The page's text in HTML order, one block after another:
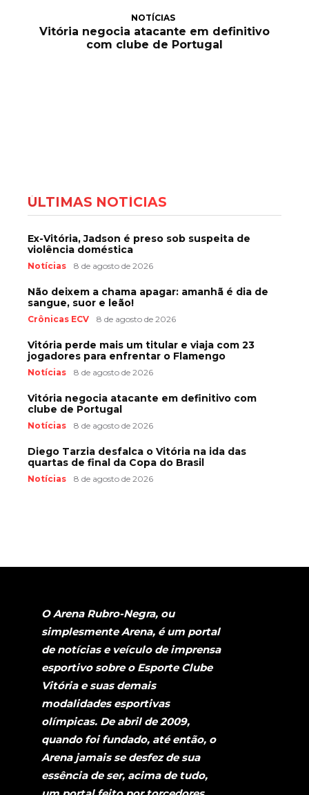
NOTÍCIAS
Vitória negocia atacante em definitivo
com clube de Portugal
ÚLTIMAS NOTÍCIAS
Ex-Vitória, Jadson é preso sob suspeita de
violência doméstica
Notícias 8 de agosto de 2026
Não deixem a chama apagar: amanhã é dia de
sangue, suor e leão!
Crônicas ECV 8 de agosto de 2026
Vitória perde mais um titular e viaja com 23
jogadores para enfrentar o Flamengo
Notícias 8 de agosto de 2026
Vitória negocia atacante em definitivo com
clube de Portugal
Notícias 8 de agosto de 2026
Diego Tarzia desfalca o Vitória na ida das
quartas de final da Copa do Brasil
Notícias 8 de agosto de 2026
O Arena Rubro-Negra, ou
simplesmente Arena, é um portal
de notícias e veículo de imprensa
esportivo sobre o Esporte Clube
Vitória e suas demais
modalidades esportivas
olímpicas. De abril de 2009,
quando foi fundado, até então, o
Arena jamais se desfez de sua
essência de ser, acima de tudo,